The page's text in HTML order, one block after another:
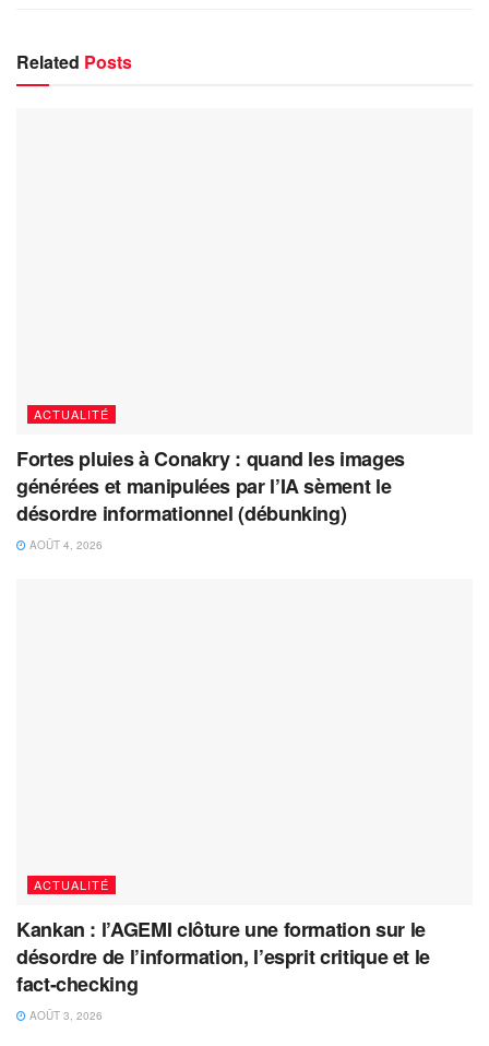
Related Posts
ACTUALITÉ
Fortes pluies à Conakry : quand les images
générées et manipulées par l’IA sèment le
désordre informationnel (débunking)
AOÛT 4, 2026
ACTUALITÉ
Kankan : l’AGEMI clôture une formation sur le
désordre de l’information, l’esprit critique et le
fact-checking
AOÛT 3, 2026